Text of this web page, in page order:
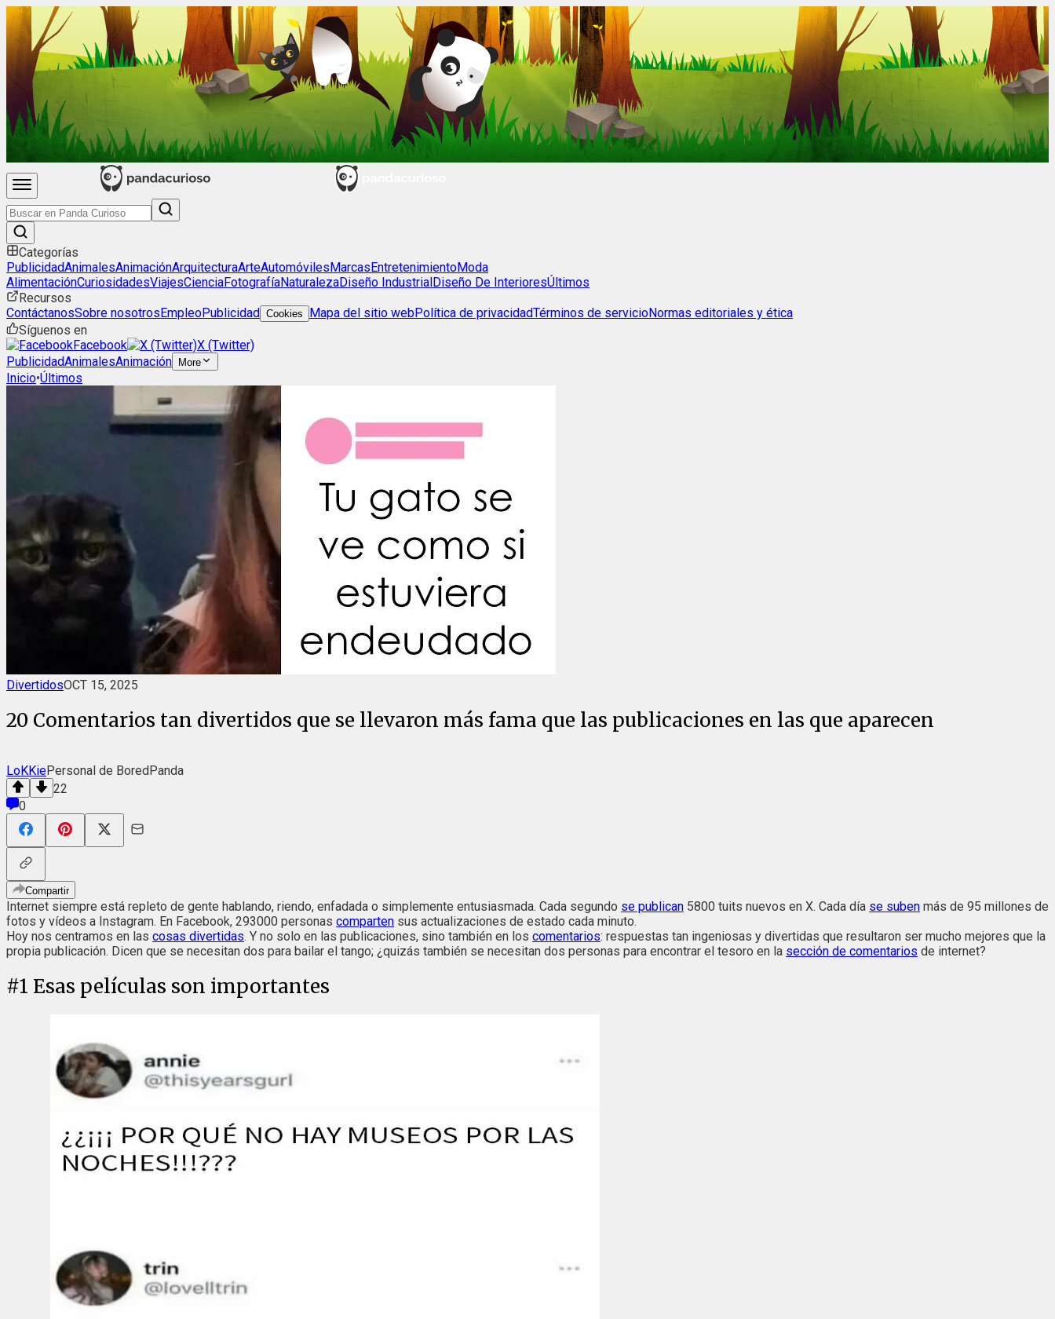
Categorías
PublicidadAnimalesAnimaciónArquitecturaArteAutomóvilesMarcasEntretenimientoModa
AlimentaciónCuriosidadesViajesCienciaFotografíaNaturalezaDiseño IndustrialDiseño De InterioresÚltimos
Recursos
ContáctanosSobre nosotrosEmpleoPublicidad Cookies Mapa del sitio webPolítica de privacidadTérminos de servicioNormas editoriales y ética
Síguenos en
Facebook
X (Twitter)
PublicidadAnimalesAnimación More
Inicio•Últimos
DivertidosOCT 15, 2025
20 Comentarios tan divertidos que se llevaron más fama que las publicaciones en las que aparecen
LoKKiePersonal de BoredPanda
22
0
Compartir
Internet siempre está repleto de gente hablando, riendo, enfadada o simplemente entusiasmada. Cada segundo se publican 5800 tuits nuevos en X. Cada día se suben más de 95 millones de
fotos y vídeos a Instagram. En Facebook, 293000 personas comparten sus actualizaciones de estado cada minuto.
Hoy nos centramos en las cosas divertidas. Y no solo en las publicaciones, sino también en los comentarios: respuestas tan ingeniosas y divertidas que resultaron ser mucho mejores que la
propia publicación. Dicen que se necesitan dos para bailar el tango; ¿quizás también se necesitan dos personas para encontrar el tesoro en la sección de comentarios de internet?
#1 Esas películas son importantes